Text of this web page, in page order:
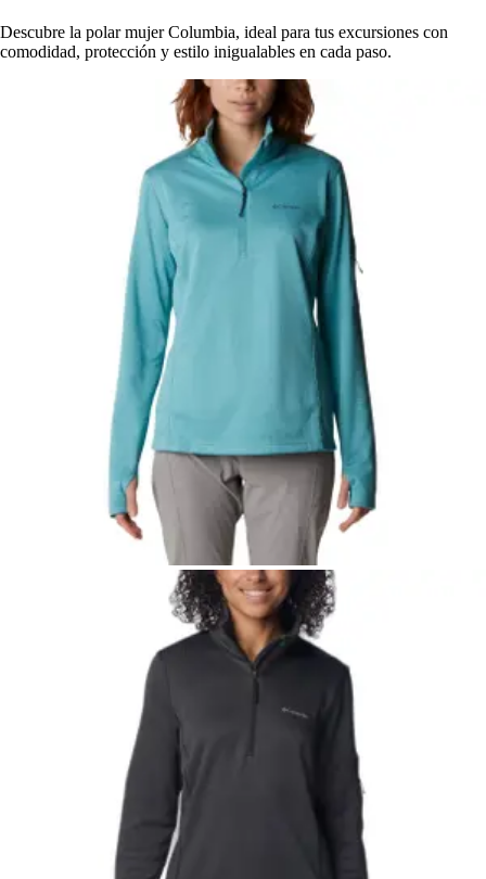
Descubre la polar mujer Columbia, ideal para tus excursiones con
comodidad, protección y estilo inigualables en cada paso.